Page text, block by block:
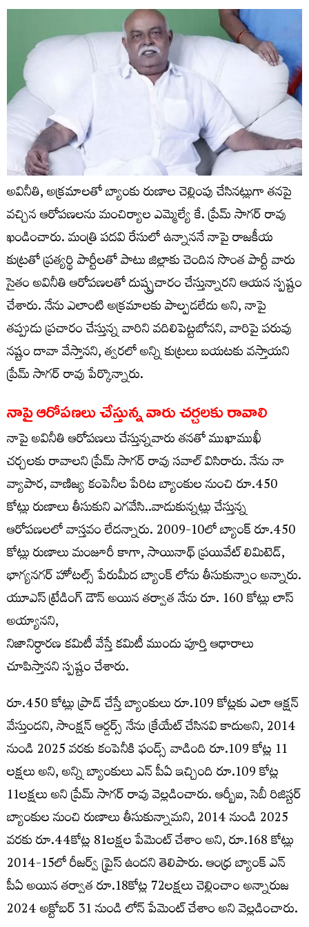
అవినీతి, అక్రమాలతో బ్యాంకు రుణాల చెల్లింపు చేసినట్లుగా తనపై
వచ్చిన ఆరోపణలను మంచిర్యాల ఎమ్మెల్యే కే. ప్రేమ్ సాగర్ రావు
ఖండించారు. మంత్రి పదవి రేసులో ఉన్నాననే నాపై రాజకీయ
కుట్రతో ప్రత్యర్థి పార్టీలతో పాటు జిల్లాకు చెందిన సొంత పార్టీ వారు
సైతం అవినీతి ఆరోపణలతో దుష్ప్రచారం చేస్తున్నారని ఆయన స్పష్టం
చేశారు. నేను ఎలాంటి అక్రమాలకు పాల్పడలేదు అని, నాపై
తప్పుడు ప్రచారం చేస్తున్న వారిని వదిలిపెట్టబోనని, వారిపై పరువు
నష్టం దావా వేస్తానని, త్వరలో అన్ని కుట్రలు బయటకు వస్తాయని
ప్రేమ్ సాగర్ రావు పేర్కొన్నారు.
నాపై ఆరోపణలు చేస్తున్న వారు చర్చలకు రావాలి
నాపై అవినీతి ఆరోపణలు చేస్తున్నవారు తనతో ముఖాముఖీ
చర్చలకు రావాలని ప్రేమ్ సాగర్ రావు సవాల్ విసిరారు. నేను నా
వ్యాపార, వాణిజ్య కంపెనీల పేరిట బ్యాంకుల నుంచి రూ.450
కోట్లు రుణాలు తీసుకుని ఎగవేసి..వాడుకున్నట్లు చేస్తున్న
ఆరోపణలలో వాస్తవం లేదన్నారు. 2009-10లో బ్యాంక్ రూ.450
కోట్లు రుణాలు మంజూరీ కాగా, సాయినాథ్ ప్రయివేట్ లిమిటెడ్,
భాగ్యనగర్ హోటల్స్ పేరుమీద బ్యాంక్ లోను తీసుకున్నాం అన్నారు.
యూఎస్ ట్రేడింగ్ డౌన్ అయిన తర్వాత నేను రూ. 160 కోట్లు లాస్
అయ్యానని,
నిజానిర్ధారణ కమిటీ వేస్తే కమిటీ ముందు పూర్తి ఆధారాలు
చూపిస్తానని స్పష్టం చేశారు.
రూ.450 కోట్లు ప్రాడ్ చేస్తే బ్యాంకులు రూ.109 కోట్లకు ఎలా ఆక్షన్
వేస్తుందని, సాంక్షన్ ఆర్డర్స్ నేను క్రేయేట్ చేసినవి కాదుఅని, 2014
నుండి 2025 వరకు కంపెనీకి ఫండ్స్ వాడింది రూ.109 కోట్ల 11
లక్షలు అని, అన్ని బ్యాంకులు ఎన్ పీఏ ఇచ్చింది రూ.109 కోట్ల
11లక్షలు అని ప్రేమ్ సాగర్ రావు వెల్లడించారు. ఆర్బీఐ, సెబీ రిజిస్టర్
బ్యాంకుల నుంచి రుణాలు తీసుకున్నామని, 2014 నుండి 2025
వరకు రూ.44కోట్ల 81లక్షల పేమెంట్ చేశాం అని, రూ.168 కోట్లు
2014-15లో రీజర్వ్ ప్రైస్ ఉందని తెలిపారు. ఆంధ్ర బ్యాంక్ ఎన్
పీఏ అయిన తర్వాత రూ.18కోట్ల 72లక్షలు చెల్లించాం అన్నారుజ
2024 అక్టోబర్ 31 నుండి లోన్ పేమెంట్ చేశాం అని వెల్లడించారు.